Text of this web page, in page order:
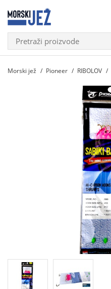
Morski jež Pioneer RIBOLOV